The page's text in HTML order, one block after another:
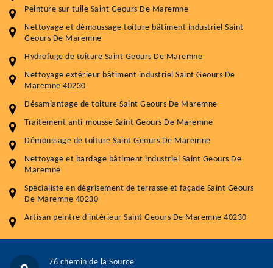
Peinture sur tuile Saint Geours De Maremne
Nettoyage et démoussage toiture bâtiment industriel Saint
Geours De Maremne
Hydrofuge de toiture Saint Geours De Maremne
Nettoyage extérieur bâtiment industriel Saint Geours De
Maremne 40230
Désamiantage de toiture Saint Geours De Maremne
Traitement anti-mousse Saint Geours De Maremne
Démoussage de toiture Saint Geours De Maremne
Nettoyage et bardage bâtiment industriel Saint Geours De
Maremne
Spécialiste en dégrisement de terrasse et façade Saint Geours
De Maremne 40230
Artisan peintre d'intérieur Saint Geours De Maremne 40230
76 chemin de la Source
Entretenir votre toiture, c'est préserver sa
Plus de 15 ans d'expérience en couverture et facade
Service
Nettoyageb toiture
Démoussage toiture
Traitement hydrofuge toiture
Prix au m²
9 € / m²
Artisant local recommander